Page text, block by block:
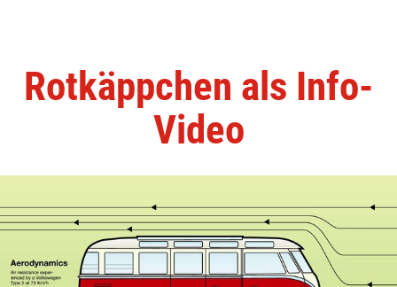
Rotkäppchen als Info-
Video